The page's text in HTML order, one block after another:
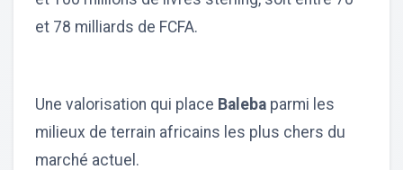
et 78 milliards de FCFA.
Une valorisation qui place Baleba parmi les
milieux de terrain africains les plus chers du
marché actuel.